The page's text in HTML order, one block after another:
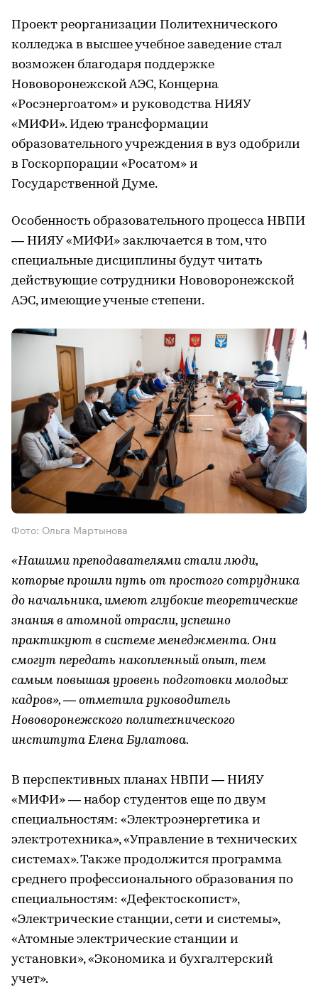
Проект реорганизации Политехнического
колледжа в высшее учебное заведение стал
возможен благодаря поддержке
Нововоронежской АЭС, Концерна
«Росэнергоатом» и руководства НИЯУ
«МИФИ». Идею трансформации
образовательного учреждения в вуз одобрили
в Госкорпорации «Росатом» и
Государственной Думе.
Особенность образовательного процесса НВПИ
— НИЯУ «МИФИ» заключается в том, что
специальные дисциплины будут читать
действующие сотрудники Нововоронежской
АЭС, имеющие ученые степени.
Фото: Ольга Мартынова
«Нашими преподавателями стали люди,
которые прошли путь от простого сотрудника
до начальника, имеют глубокие теоретические
знания в атомной отрасли, успешно
практикуют в системе менеджмента. Они
смогут передать накопленный опыт, тем
самым повышая уровень подготовки молодых
кадров», — отметила руководитель
Нововоронежского политехнического
института Елена Булатова.
В перспективных планах НВПИ — НИЯУ
«МИФИ» — набор студентов еще по двум
специальностям: «Электроэнергетика и
электротехника», «Управление в технических
системах». Также продолжится программа
среднего профессионального образования по
специальностям: «Дефектоскопист»,
«Электрические станции, сети и системы»,
«Атомные электрические станции и
установки», «Экономика и бухгалтерский
учет».